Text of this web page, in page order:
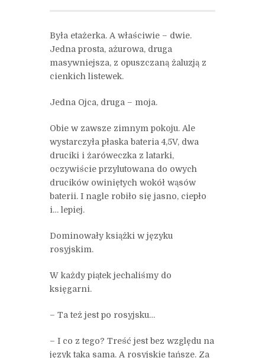
Była etażerka. A właściwie – dwie.
Jedna prosta, ażurowa, druga
masywniejsza, z opuszczaną żaluzją z
cienkich listewek.
Jedna Ojca, druga – moja.
Obie w zawsze zimnym pokoju. Ale
wystarczyła płaska bateria 4,5V, dwa
druciki i żaróweczka z latarki,
oczywiście przylutowana do owych
drucików owiniętych wokół wąsów
baterii. I nagle robiło się jasno, ciepło
i… lepiej.
Dominowały książki w języku
rosyjskim.
W każdy piątek jechaliśmy do
księgarni.
– Ta też jest po rosyjsku…
– I co z tego? Treść jest bez względu na
język taka sama. A rosyjskie tańsze. Za